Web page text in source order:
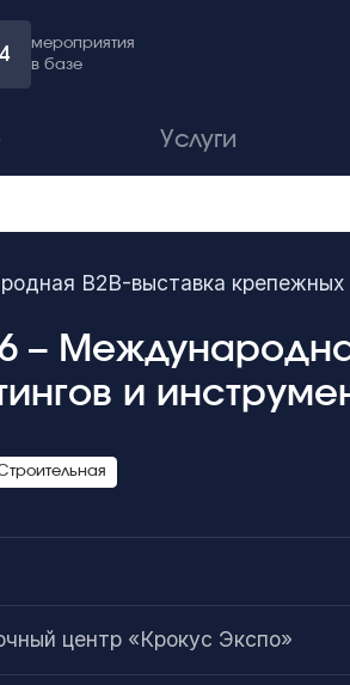
4
мероприятия
в базе
Услуги
B2B-выставка крепежных
–
и
центр «Крокус Экспо»